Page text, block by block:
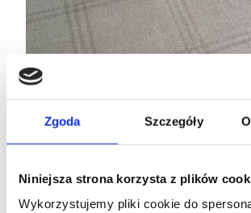
Zgoda Szczegóły
Niniejsza strona korzysta z plików
Wykorzystujemy pliki cookie do